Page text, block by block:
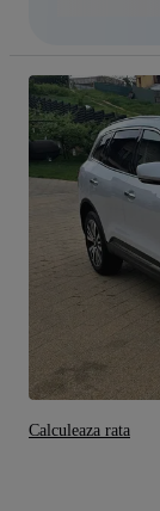
Calculeaza rata